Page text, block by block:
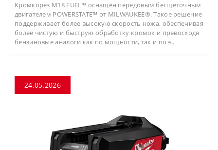
Кромкорез M18 FUEL™ оснащён передовым бесщёточным
двигателем POWERSTATE™ от MILWAUKEE®. Такое решение
поддерживает более высокую скорость ножа, обеспечивая
более чистую и быструю обработку кромок и превосходя
бензиновые аналоги как по мощности, так и по э..
24.05.2026